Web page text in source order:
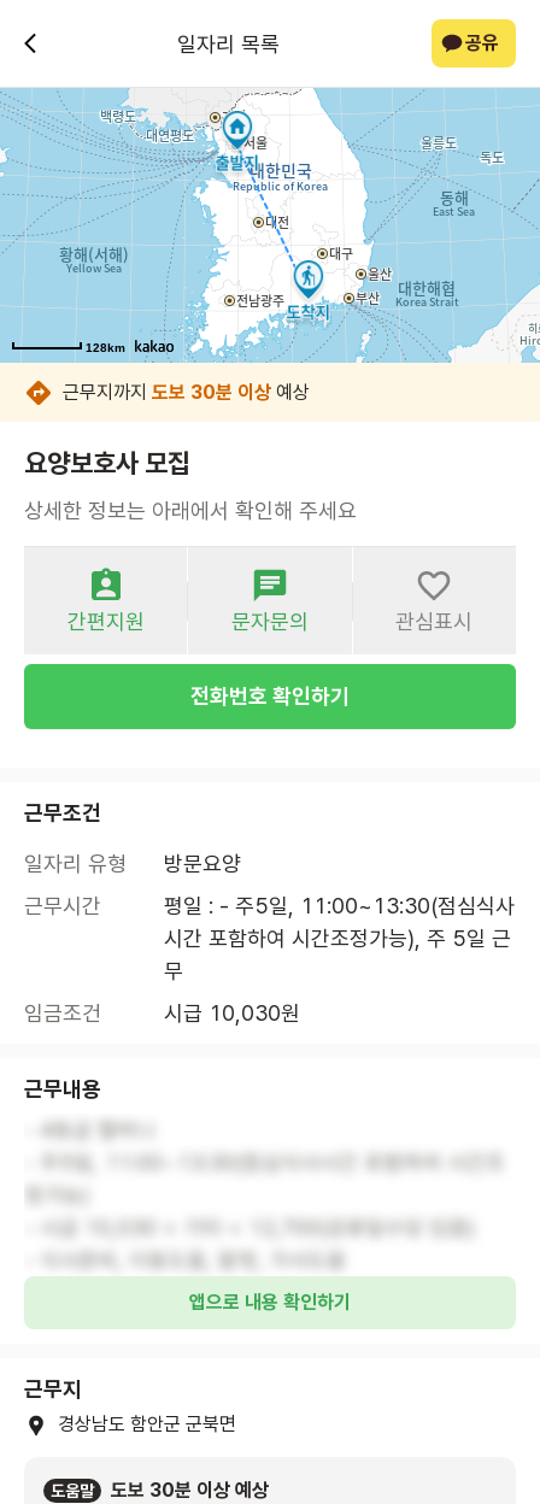
일자리 목록 공유
128km
128km
128km
128km
128km
128km
근무지까지 도보 30분 이상 예상
요양보호사 모집
상세한 정보는 아래에서 확인해 주세요
간편지원 문자문의 관심표시
전화번호 확인하기
근무조건
일자리 유형
방문요양
근무시간
평일 : - 주5일, 11:00~13:30(점심식사
시간 포함하여 시간조정가능), 주 5일 근
무
임금조건
시급 10,030원
근무내용
앱으로 내용 확인하기
근무지
경상남도 함안군 군북면
도움말 도보 30분 이상 예상